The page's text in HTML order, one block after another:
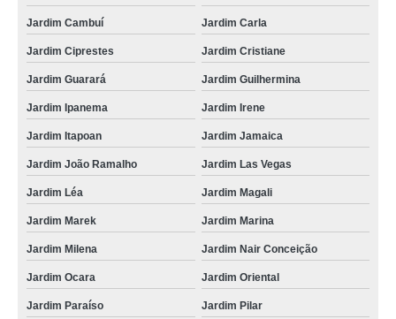
Jardim Cambuí Jardim Carla
Jardim Ciprestes Jardim Cristiane
Jardim Guarará Jardim Guilhermina
Jardim Ipanema Jardim Irene
Jardim Itapoan Jardim Jamaica
Jardim João Ramalho Jardim Las Vegas
Jardim Léa Jardim Magali
Jardim Marek Jardim Marina
Jardim Milena Jardim Nair Conceição
Jardim Ocara Jardim Oriental
Jardim Paraíso Jardim Pilar